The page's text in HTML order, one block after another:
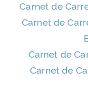
Carnet de
Carnet de
Carnet de
Carnet de